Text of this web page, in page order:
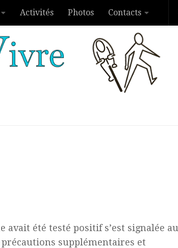
Activités Photos Contacts
été testé positif s’est signalée au
supplémentaires et